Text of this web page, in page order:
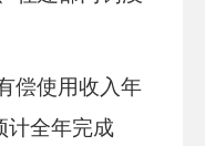
偿使用收入年
计全年完成